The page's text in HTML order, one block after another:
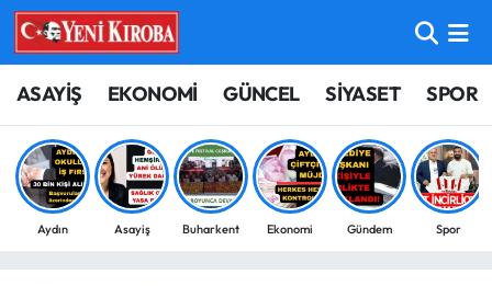
ASAYİŞ EKONOMİ GÜNCEL SİYASET SPOR
Aydın Asayiş Buharkent Ekonomi Gündem Spor
ASAYİŞ
BİLİM-TEKNOLOJİ
ÇEVRE
Aydın Nöbetçi Eczaneler
Aydın Hava Durumu
Aydin Namaz Vakitleri